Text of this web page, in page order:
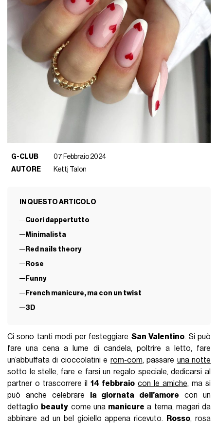
G-CLUB
07 Febbraio 2024
AUTORE
Kettj Talon
IN QUESTO ARTICOLO
Cuori dappertutto
Minimalista
Red nails theory
Rose
Funny
French manicure, ma con un twist
3D
Ci sono tanti modi per festeggiare San Valentino. Si può
fare una cena a lume di candela, poltrire a letto, fare
un’abbuffata di cioccolatini e rom-com, passare una notte
sotto le stelle, fare e farsiun regalo speciale, dedicarsi al
partner o trascorrere il14 febbraio con le amiche, ma si
può anche celebrare
la giornata dell’amore con un
dettaglio beauty come una manicure a tema, magari da
abbinare ad un bel gioiello appena ricevuto.
Rosso, rosa